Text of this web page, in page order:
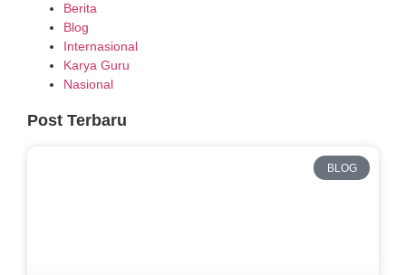
Berita
Blog
Internasional
Karya Guru
Nasional
Post Terbaru
BLOG